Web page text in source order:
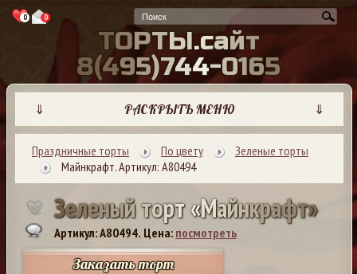
0 0
ТОРТЫ.сайт
8(495)744-0165
⇓ РАСКРЫТЬ МЕНЮ ⇓
Праздничные торты По цвету
Зеленые торты
Майнкрафт. Артикул: А80494
Зеленыйторт«Майнкрафт»
Артикул: A80494. Цена: посмотреть
Заказать торт